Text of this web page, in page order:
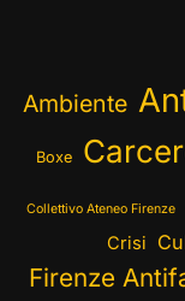
Ambiente
Boxe
Collettivo Ateneo Firenze
Crisi
Firenze